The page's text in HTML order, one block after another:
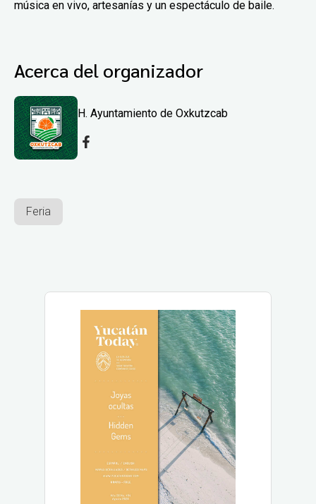
música en vivo, artesanías y un espectáculo de baile.
Acerca del organizador
H. Ayuntamiento de Oxkutzcab
Feria